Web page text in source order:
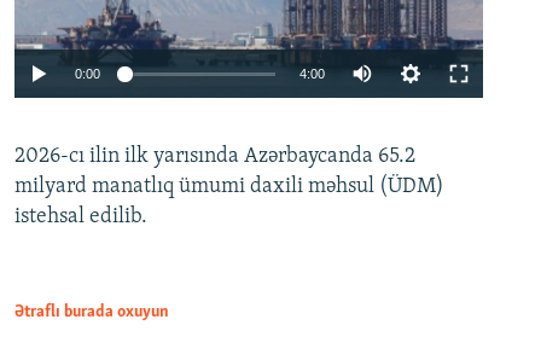
Auto 240p 360p 480p
0:00 4:00
360p
480p
2026-cı ilin ilk yarısında Azərbaycanda 65.2
milyard manatlıq ümumi daxili məhsul (ÜDM)
istehsal edilib.
Ətraflı burada oxuyun